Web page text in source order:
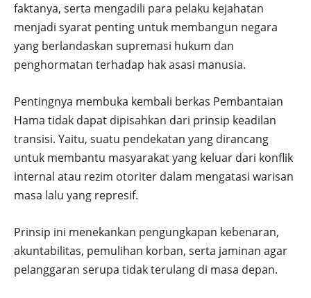
faktanya, serta mengadili para pelaku kejahatan
menjadi syarat penting untuk membangun negara
yang berlandaskan supremasi hukum dan
penghormatan terhadap hak asasi manusia.
Pentingnya membuka kembali berkas Pembantaian
Hama tidak dapat dipisahkan dari prinsip keadilan
transisi. Yaitu, suatu pendekatan yang dirancang
untuk membantu masyarakat yang keluar dari konflik
internal atau rezim otoriter dalam mengatasi warisan
masa lalu yang represif.
Prinsip ini menekankan pengungkapan kebenaran,
akuntabilitas, pemulihan korban, serta jaminan agar
pelanggaran serupa tidak terulang di masa depan.